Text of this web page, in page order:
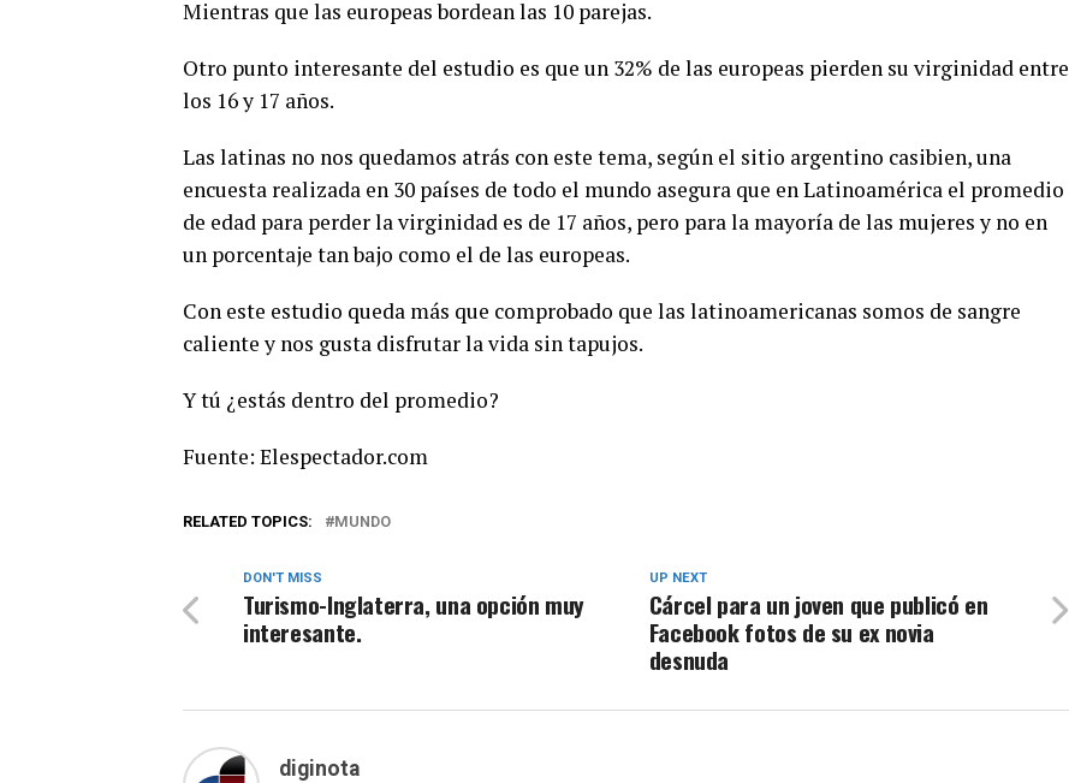
Mientras que las europeas bordean las 10 parejas.
Otro punto interesante del estudio es que un 32% de las europeas pierden su virginidad entre
los 16 y 17 años.
Las latinas no nos quedamos atrás con este tema, según el sitio argentino casibien, una
encuesta realizada en 30 países de todo el mundo asegura que en Latinoamérica el promedio
de edad para perder la virginidad es de 17 años, pero para la mayoría de las mujeres y no en
un porcentaje tan bajo como el de las europeas.
Con este estudio queda más que comprobado que las latinoamericanas somos de sangre
caliente y nos gusta disfrutar la vida sin tapujos.
Y tú ¿estás dentro del promedio?
Fuente: Elespectador.com
RELATED TOPICS: MUNDO
UP NEXT
Cárcel para un joven que publicó en
Facebook fotos de su ex novia
desnuda
DON'T MISS
Turismo-Inglaterra, una opción muy
interesante.
diginota